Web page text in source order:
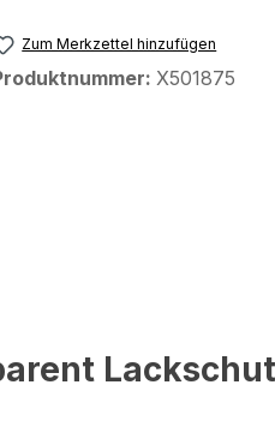
Zum Merkzettel hinzufügen
X501875